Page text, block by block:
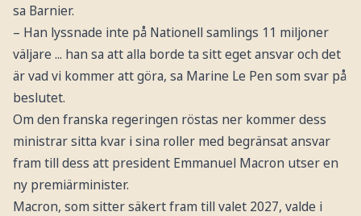
sa Barnier.
– Han lyssnade inte på Nationell samlings 11 miljoner
väljare ... han sa att alla borde ta sitt eget ansvar och det
är vad vi kommer att göra, sa Marine Le Pen som svar på
beslutet.
Om den franska regeringen röstas ner kommer dess
ministrar sitta kvar i sina roller med begränsat ansvar
fram till dess att president Emmanuel Macron utser en
ny premiärminister.
Macron, som sitter säkert fram till valet 2027, valde i